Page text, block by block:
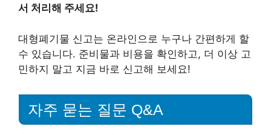
서 처리해 주세요!
대형폐기물 신고는 온라인으로 누구나 간편하게 할
수 있습니다. 준비물과 비용을 확인하고, 더 이상 고
민하지 말고 지금 바로 신고해 보세요!
자주 묻는 질문 Q&A